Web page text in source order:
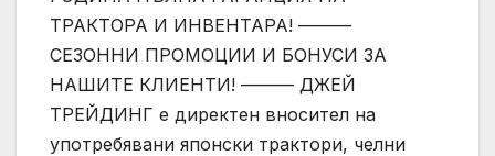
ТРАКТОРА И ИНВЕНТАРА! ———
СЕЗОННИ ПРОМОЦИИ И БОНУСИ ЗА
НАШИТЕ КЛИЕНТИ! ——— ДЖЕЙ
ТРЕЙДИНГ е директен вносител на
употребявани японски трактори, челни